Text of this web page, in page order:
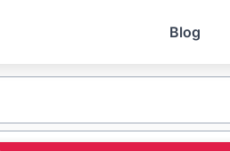
Blog